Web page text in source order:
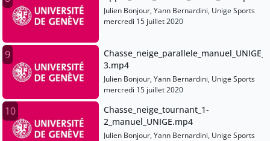
Julien Bonjour, Yann Bernardini, Unige Sports
mercredi 15 juillet 2020
9
3.mp4
Julien Bonjour, Yann Bernardini, Unige Sports
mercredi 15 juillet 2020
10
Chasse_neige_tournant_1-
2_manuel_UNIGE.mp4
Julien Bonjour, Yann Bernardini, Unige Sports